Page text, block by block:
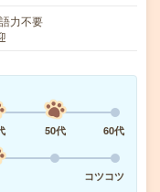
力不要
50代
60代
コツコツ